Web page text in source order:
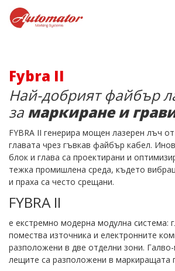
Fybra II
Най-добрият файбър
за маркиране и
FYBRA II генерира мощен лазерен лъч
главата чрез гъвкав файбър кабел.
блок и глава са проектирани и
тежка промишлена среда, където
и прахa са често срещани.
FYBRA II
е екстремно модерна модулна система:
помества източника и електронните
разположени в две отделни зони.
лещите са разположени в маркиращата